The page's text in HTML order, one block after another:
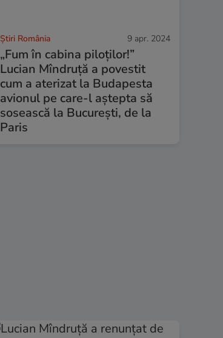
Știri România 9 apr. 2024
„Fum în cabina piloților!”
Lucian Mîndruță a povestit
cum a aterizat la Budapesta
avionul pe care-l aștepta să
sosească la București, de la
Paris